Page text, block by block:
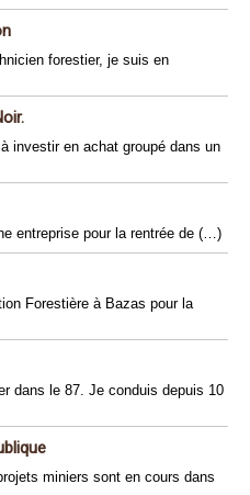
forestier, je suis en
investir en achat groupé dans un
entreprise pour la rentrée de (…)
Forestière à Bazas pour la
dans le 87. Je conduis depuis 10
miniers sont en cours dans